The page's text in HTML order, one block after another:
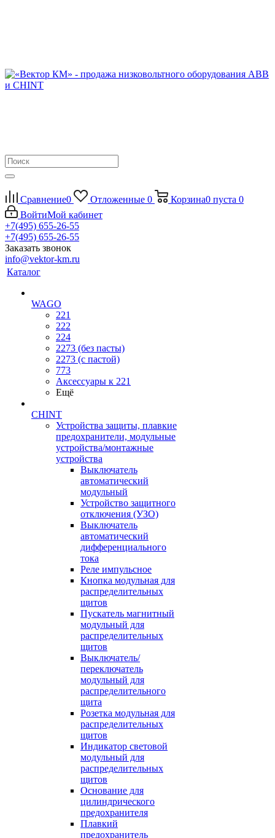
Сравнение0 Отложенные 0 Корзина0 пуста 0
ВойтиМой кабинет
+7(495) 655-26-55
+7(495) 655-26-55
Заказать звонок
info@vektor-km.ru
Каталог
WAGO
221
222
224
2273 (без пасты)
2273 (с пастой)
773
Аксессуары к 221
Ещё
CHINT
Устройства защиты, плавкие
предохранители, модульные
устройства/монтажные
устройства
Выключатель
автоматический
модульный
Устройство защитного
отключения (УЗО)
Выключатель
автоматический
дифференциального
тока
Реле импульсное
Кнопка модульная для
распределительных
щитов
Пускатель магнитный
модульный для
распределительных
щитов
Выключатель/
переключатель
модульный для
распределительного
щита
Розетка модульная для
распределительных
щитов
Индикатор световой
модульный для
распределительных
щитов
Основание для
цилиндрического
предохранителя
Плавкий
предохранитель